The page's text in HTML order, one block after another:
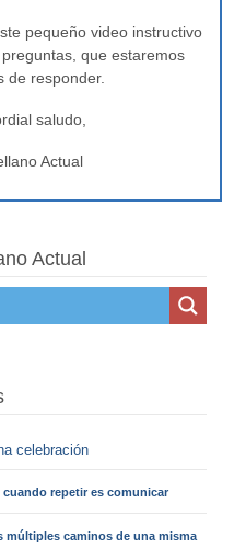
pequeño video instructivo
que estaremos
de responder.
saludo,
Actual
Actual
celebración
cuando repetir es comunicar
múltiples caminos de una misma